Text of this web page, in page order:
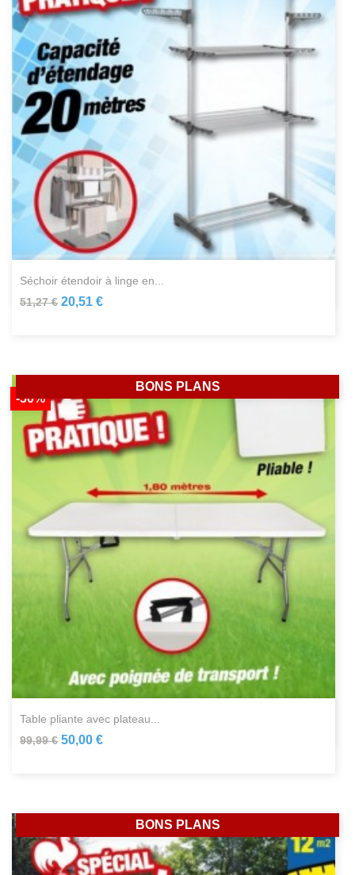
séchoir étendoir à linge en...
51,27 € 20,51 €
table pliante avec plateau...
99,99 €
-50%
50,00 €
BONS PLANS
BONS PLANS